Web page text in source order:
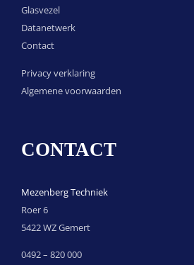
Glasvezel
Datanetwerk
Contact
Privacy verklaring
Algemene voorwaarden
CONTACT
Mezenberg Techniek
Roer 6
5422 WZ Gemert
0492 – 820 000